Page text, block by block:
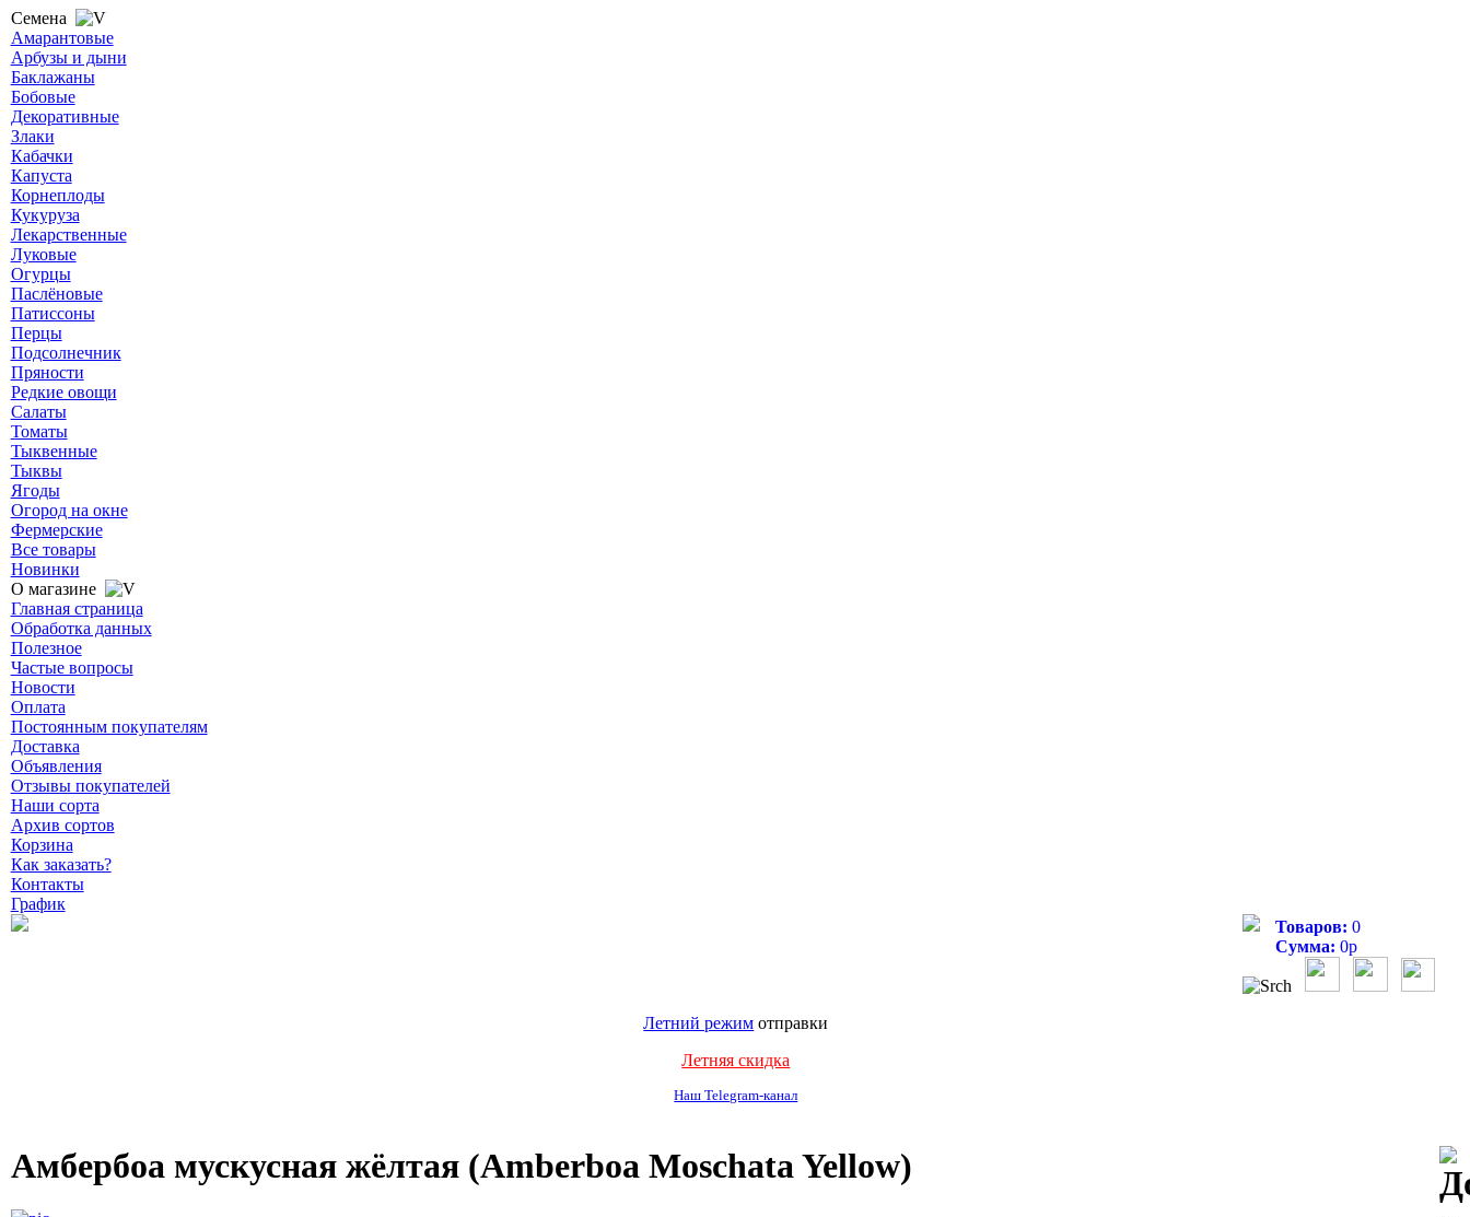
Семена
Амарантовые
Арбузы и дыни
Баклажаны
Бобовые
Декоративные
Злаки
Кабачки
Капуста
Корнеплоды
Кукуруза
Лекарственные
Луковые
Огурцы
Паслёновые
Патиссоны
Перцы
Подсолнечник
Пряности
Редкие овощи
Салаты
Томаты
Тыквенные
Тыквы
Ягоды
Огород на окне
Фермерские
Все товары
Новинки
О магазине
Главная страница
Обработка данных
Полезное
Частые вопросы
Новости
Оплата
Постоянным покупателям
Доставка
Объявления
Отзывы покупателей
Наши сорта
Архив сортов
Корзина
Как заказать?
Контакты
График
Товаров: 0
Сумма: 0р
Летний режим отправки
Летняя скидка
Наш Telegram-канал
Амбербоа мускусная жёлтая (Amberboa Moschata Yellow)